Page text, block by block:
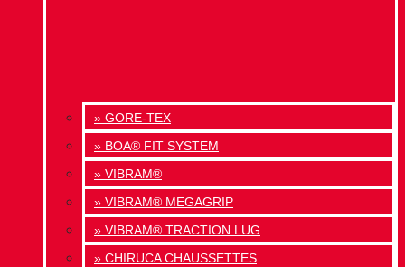
» GORE-TEX
» BOA® FIT SYSTEM
» VIBRAM®
» VIBRAM® MEGAGRIP
» VIBRAM® TRACTION LUG
» CHIRUCA CHAUSSETTES